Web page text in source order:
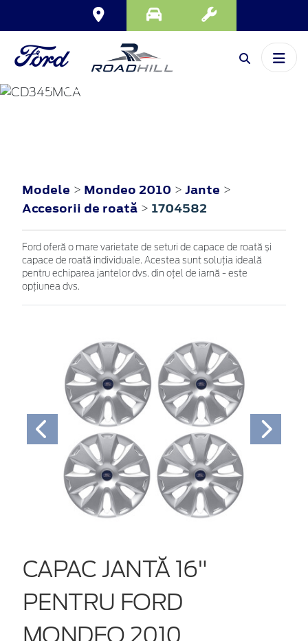
MONDEO
Modele > Mondeo 2010 > Jante >
Accesorii de roată > 1704582
Ford oferă o mare varietate de seturi de capace de roată și
capace de roată individuale. Acestea sunt soluția ideală
pentru echiparea jantelor dvs. din oțel de iarnă - este
opțiunea dvs.
CAPAC JANTĂ 16"
PENTRU FORD
MONDEO 2010